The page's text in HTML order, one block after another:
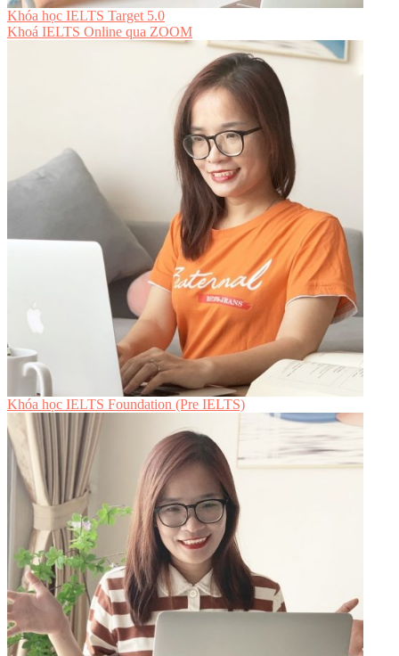
Khóa học IELTS Target 5.0
Khoá IELTS Online qua ZOOM
Khóa học IELTS Foundation (Pre IELTS)